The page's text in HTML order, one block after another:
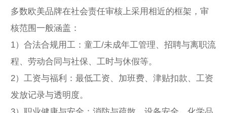
多数欧美品牌在社会责任审核上采用相近的框架，审
核范围一般涵盖：
1）合法合规用工：童工/未成年工管理、招聘与离职流
程、劳动合同与社保、工时与休假等。
2）工资与福利：最低工资、加班费、津贴扣款、工资
发放记录与透明度。